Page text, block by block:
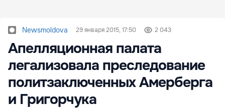
Newsmoldova 29 января 2015, 17:50 2 043
Апелляционная палата
легализовала преследование
политзаключенных Амерберга
и Григорчука